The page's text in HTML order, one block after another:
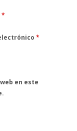
*
*
en este